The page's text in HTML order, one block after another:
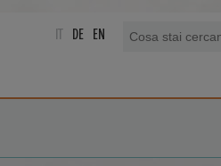
DE EN